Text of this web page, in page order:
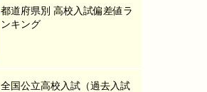
都道府県別 高校入試偏差値ラ
ンキング
全国公立高校入試（過去入試